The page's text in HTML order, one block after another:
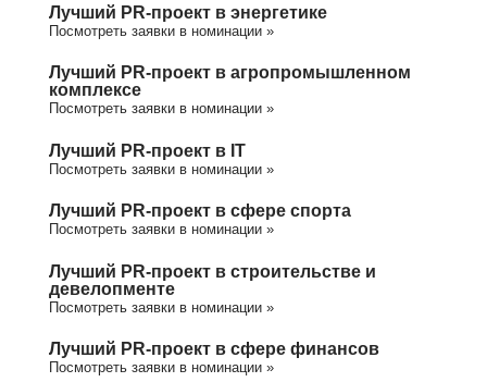
Лучший PR-проект в энергетике
Посмотреть заявки в номинации »
Лучший PR-проект в агропромышленном
комплексе
Посмотреть заявки в номинации »
Лучший PR-проект в IT
Посмотреть заявки в номинации »
Лучший PR-проект в сфере спорта
Посмотреть заявки в номинации »
Лучший PR-проект в строительстве и
девелопменте
Посмотреть заявки в номинации »
Лучший PR-проект в сфере финансов
Посмотреть заявки в номинации »